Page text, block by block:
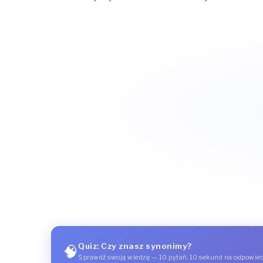
🧠 Quiz: Czy znasz synonimy?
Sprawdź swoją wiedzę — 10 pytań, 10 sekund na